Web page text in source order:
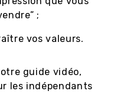
;
vos valeurs.
guide vidéo,
les indépendants